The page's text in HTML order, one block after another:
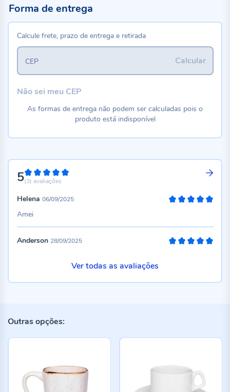
5100%
(3) avaliações
Helena 06/09/2025
Amei
Anderson 28/09/2025
Ver todas as avaliações
Forma de entrega
Calcule frete, prazo de entrega e retirada
Calcular
CEP
Não sei meu CEP
As formas de entrega não podem ser calculadas pois o
produto está indisponível
Outras opções: